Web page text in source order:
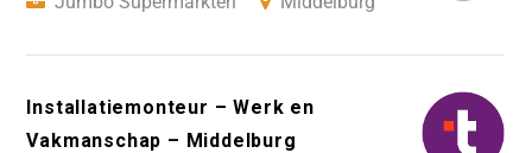
Installatiemonteur – Werk en
Vakmanschap – Middelburg